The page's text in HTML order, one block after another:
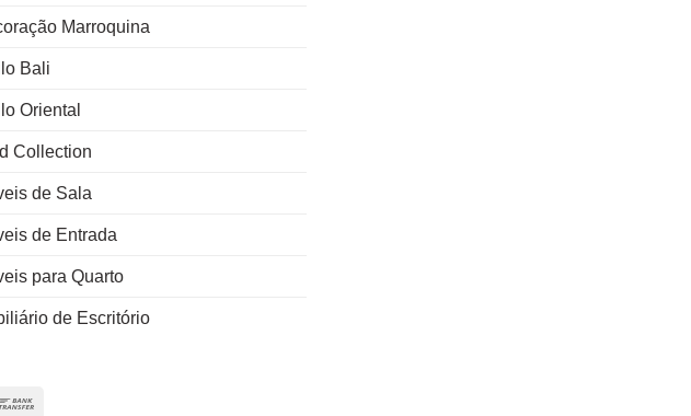
Marroquina
Bali
Oriental
Collection
de Sala
de Entrada
para Quarto
de Escritório